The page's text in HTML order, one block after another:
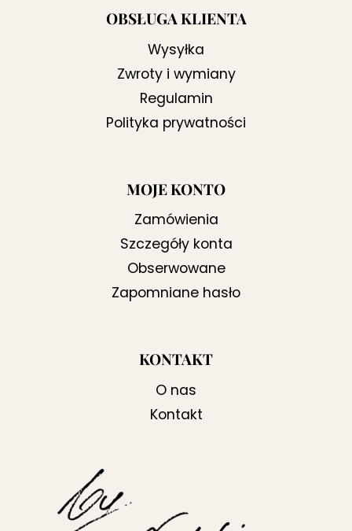
OBSŁUGA KLIENTA
Wysyłka
Zwroty i wymiany
Regulamin
Polityka prywatności
MOJE KONTO
Zamówienia
Szczegóły konta
Obserwowane
Zapomniane hasło
KONTAKT
O nas
Kontakt